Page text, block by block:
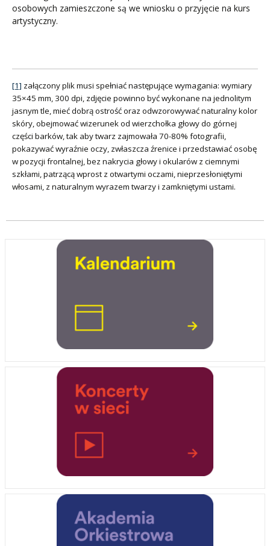
osobowych zamieszczone są we wniosku o przyjęcie na kurs
artystyczny.
[1] załączony plik musi spełniać następujące wymagania: wymiary
35×45 mm, 300 dpi, zdjęcie powinno być wykonane na jednolitym
jasnym tle, mieć dobrą ostrość oraz odwzorowywać naturalny kolor
skóry, obejmować wizerunek od wierzchołka głowy do górnej
części barków, tak aby twarz zajmowała 70-80% fotografii,
pokazywać wyraźnie oczy, zwłaszcza źrenice i przedstawiać osobę
w pozycji frontalnej, bez nakrycia głowy i okularów z ciemnymi
szkłami, patrzącą wprost z otwartymi oczami, nieprzesłoniętymi
włosami, z naturalnym wyrazem twarzy i zamkniętymi ustami.